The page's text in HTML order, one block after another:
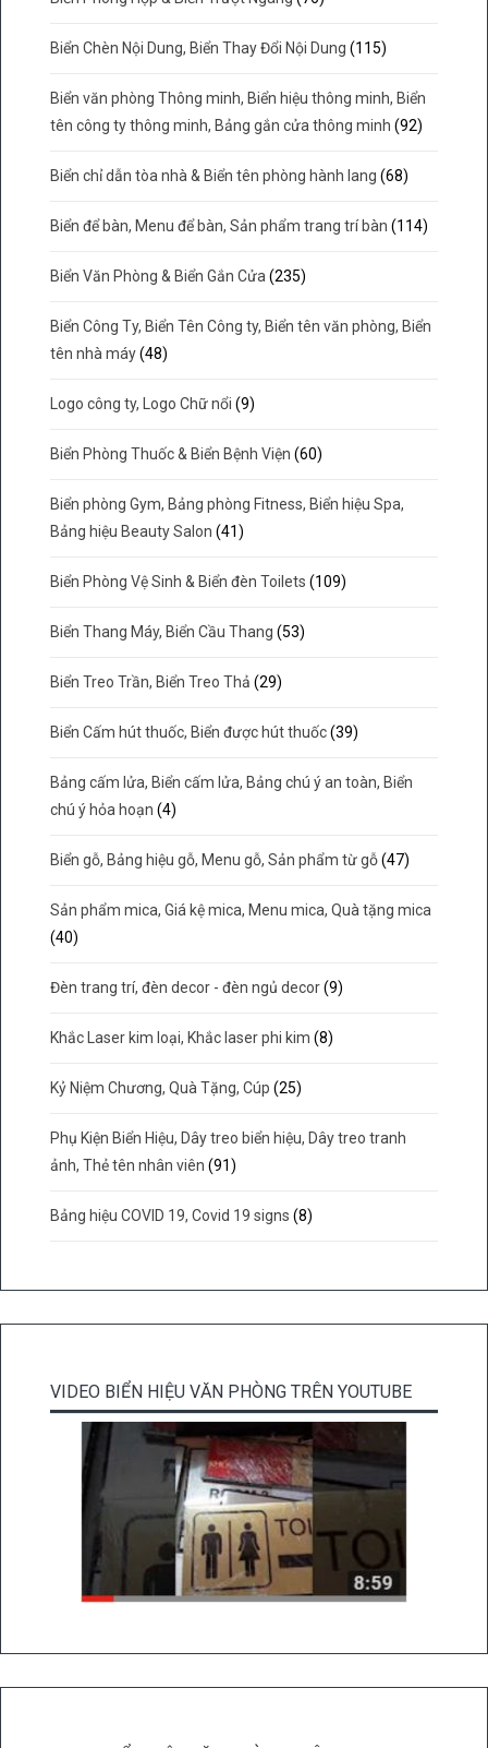
Biển Chèn Nội Dung, Biển Thay Đổi Nội Dung (115)
Biển văn phòng Thông minh, Biển hiệu thông minh, Biển
tên công ty thông minh, Bảng gắn cửa thông minh (92)
Biển chỉ dẫn tòa nhà & Biển tên phòng hành lang (68)
Biển để bàn, Menu để bàn, Sản phẩm trang trí bàn (114)
Biển Văn Phòng & Biển Gắn Cửa (235)
Biển Công Ty, Biển Tên Công ty, Biển tên văn phòng, Biển
tên nhà máy (48)
Logo công ty, Logo Chữ nổi (9)
Biển Phòng Thuốc & Biển Bệnh Viện (60)
Biển phòng Gym, Bảng phòng Fitness, Biển hiệu Spa,
Bảng hiệu Beauty Salon (41)
Biển Phòng Vệ Sinh & Biển đèn Toilets (109)
Biển Thang Máy, Biển Cầu Thang (53)
Biển Treo Trần, Biển Treo Thả (29)
Biển Cấm hút thuốc, Biển được hút thuốc (39)
Bảng cấm lửa, Biển cấm lửa, Bảng chú ý an toàn, Biển
chú ý hỏa hoạn (4)
Biển gỗ, Bảng hiệu gỗ, Menu gỗ, Sản phẩm từ gỗ (47)
Sản phẩm mica, Giá kệ mica, Menu mica, Quà tặng mica
(40)
Đèn trang trí, đèn decor - đèn ngủ decor (9)
Khắc Laser kim loại, Khắc laser phi kim (8)
Kỷ Niệm Chương, Quà Tặng, Cúp (25)
Phụ Kiện Biển Hiệu, Dây treo biển hiệu, Dây treo tranh
ảnh, Thẻ tên nhân viên (91)
Bảng hiệu COVID 19, Covid 19 signs (8)
VIDEO BIỂN HIỆU VĂN PHÒNG TRÊN YOUTUBE